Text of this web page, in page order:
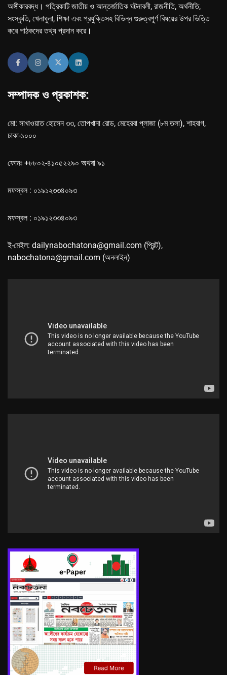
অঙ্গীকারবদ্ধ। পত্রিকাটি জাতীয় ও আন্তর্জাতিক ঘটনাবলী, রাজনীতি, অর্থনীতি,
সংস্কৃতি, খেলাধুলা, শিক্ষা এবং প্রযুক্তিসহ বিভিন্ন গুরুত্বপূর্ণ বিষয়ের উপর ভিত্তি
করে পাঠকদের তথ্য প্রদান করে।
সম্পাদক ও প্রকাশক:
মো: সাখাওয়াত হোসেন ৩৩, তোপখানা রোড, মেহেরবা প্লাজা (৮ম তলা), শাহবাগ,
ঢাকা-১০০০
ফোনঃ +৮৮০২-৪১০৫২২৯০ অথবা ৯১
মফস্বল : ০১৯১২৩৩৪০৯৩
মফস্বল : ০১৯১২৩৩৪০৯৩
ই-মেইল: dailynabochatona@gmail.com (প্রিন্ট),
nabochatona@gmail.com (অনলাইন)